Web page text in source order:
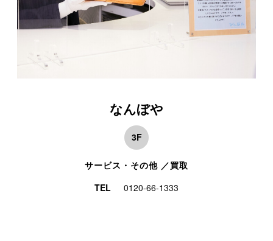
なんぼや
3F
サービス・その他 ／買取
TEL
0120-66-1333